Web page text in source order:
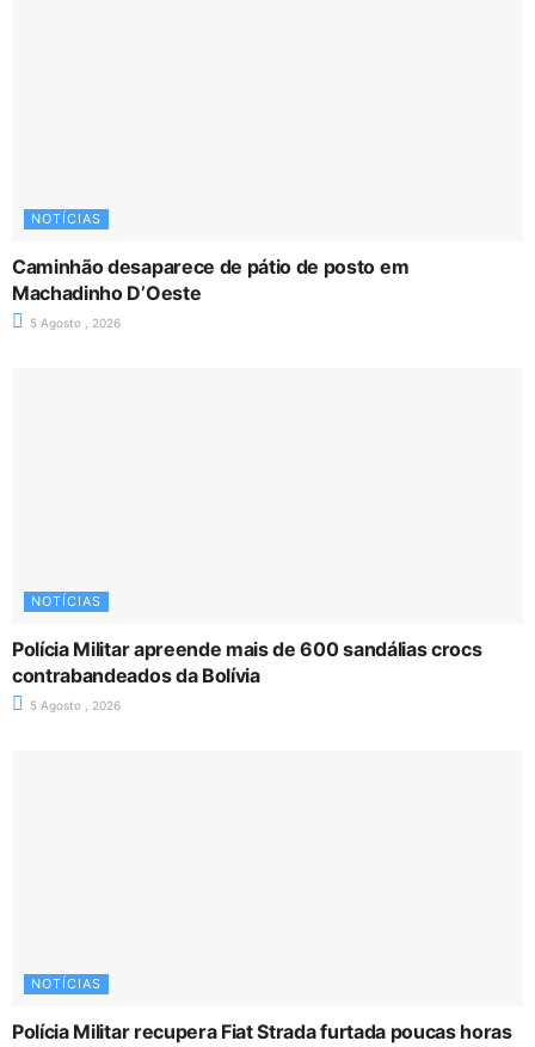
NOTÍCIAS
Caminhão desaparece de pátio de posto em
Machadinho D’Oeste
5 Agosto , 2026
NOTÍCIAS
Polícia Militar apreende mais de 600 sandálias crocs
contrabandeados da Bolívia
5 Agosto , 2026
NOTÍCIAS
Polícia Militar recupera Fiat Strada furtada poucas horas